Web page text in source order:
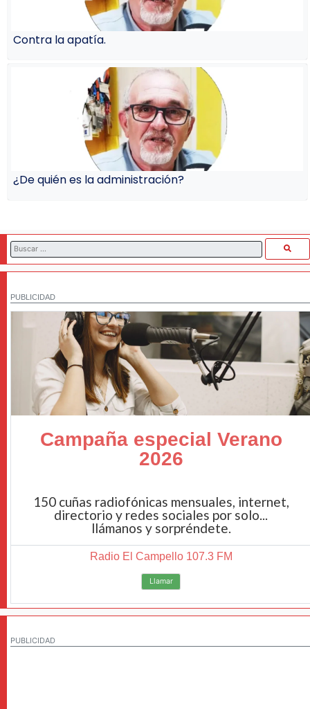
Contra la apatía.
¿De quién es la administración?
PUBLICIDAD
Campaña especial Verano
2026
150 cuñas radiofónicas mensuales, internet,
directorio y redes sociales por solo...
llámanos y sorpréndete.
Radio El Campello 107.3 FM
Llamar
PUBLICIDAD